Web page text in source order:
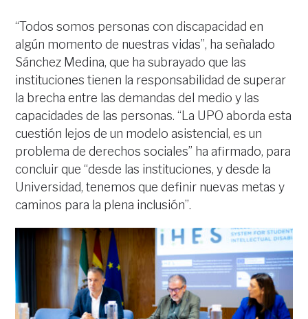
“Todos somos personas con discapacidad en
algún momento de nuestras vidas”, ha señalado
Sánchez Medina, que ha subrayado que las
instituciones tienen la responsabilidad de superar
la brecha entre las demandas del medio y las
capacidades de las personas. “La UPO aborda esta
cuestión lejos de un modelo asistencial, es un
problema de derechos sociales” ha afirmado, para
concluir que “desde las instituciones, y desde la
Universidad, tenemos que definir nuevas metas y
caminos para la plena inclusión”.